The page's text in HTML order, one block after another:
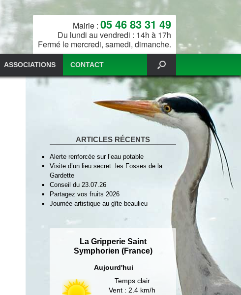
Mairie : 05 46 83 31 49
Du lundi au vendredi : 14h à 17h
Fermé le mercredi, samedi, dimanche.
ASSOCIATIONS CONTACT
ARTICLES RÉCENTS
Alerte renforcée sur l’eau potable
Visite d’un lieu secret: les Fosses de la
Gardette
Conseil du 23.07.26
Partagez vos fruits 2026
Journée artistique au gîte beaulieu
La Gripperie Saint
Symphorien (France)
Aujourd'hui
Temps clair
Vent : 2.4 km/h